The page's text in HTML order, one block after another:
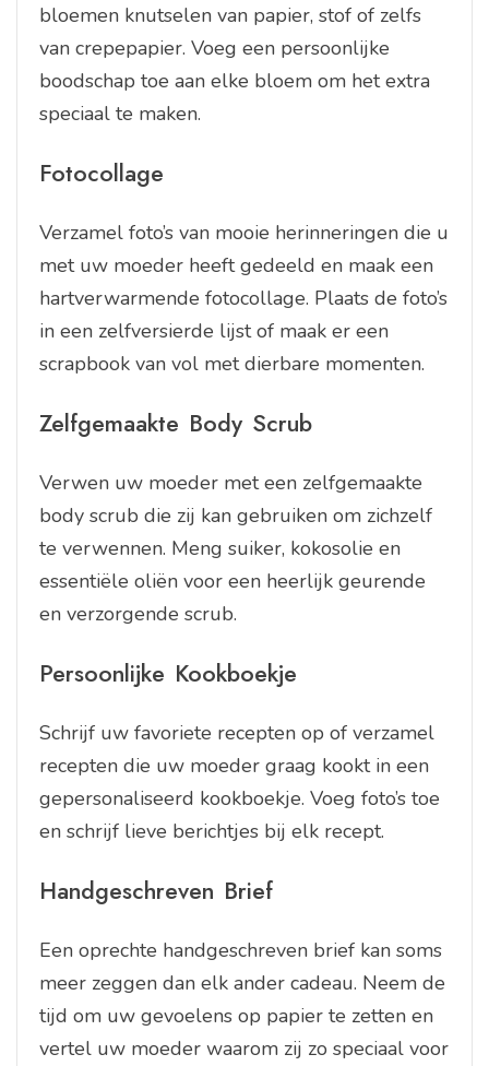
bloemen knutselen van papier, stof of zelfs
van crepepapier. Voeg een persoonlijke
boodschap toe aan elke bloem om het extra
speciaal te maken.
Fotocollage
Verzamel foto’s van mooie herinneringen die u
met uw moeder heeft gedeeld en maak een
hartverwarmende fotocollage. Plaats de foto’s
in een zelfversierde lijst of maak er een
scrapbook van vol met dierbare momenten.
Zelfgemaakte Body Scrub
Verwen uw moeder met een zelfgemaakte
body scrub die zij kan gebruiken om zichzelf
te verwennen. Meng suiker, kokosolie en
essentiële oliën voor een heerlijk geurende
en verzorgende scrub.
Persoonlijke Kookboekje
Schrijf uw favoriete recepten op of verzamel
recepten die uw moeder graag kookt in een
gepersonaliseerd kookboekje. Voeg foto’s toe
en schrijf lieve berichtjes bij elk recept.
Handgeschreven Brief
Een oprechte handgeschreven brief kan soms
meer zeggen dan elk ander cadeau. Neem de
tijd om uw gevoelens op papier te zetten en
vertel uw moeder waarom zij zo speciaal voor